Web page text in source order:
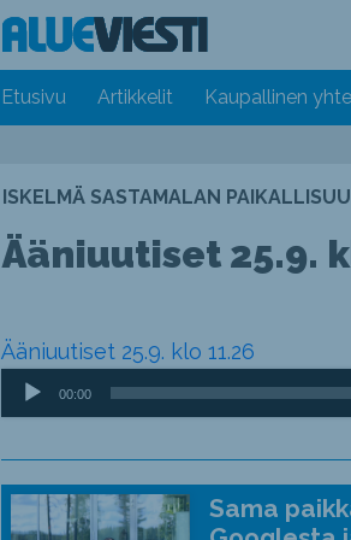
Etusivu Artikkelit Kaupallinen
ISKELMÄ SASTAMALAN
Ääniuutiset 25.9.
Ääniuutiset 25.9. klo 11.26
Äänitoistin
00:00
Sama